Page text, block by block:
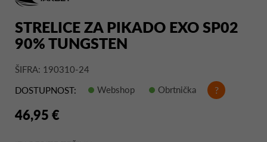
STRELICE ZA PIKADO EXO SP02
90% TUNGSTEN
ŠIFRA: 190310-24
DOSTUPNOST:
Webshop Obrtnička ?
46,95 €